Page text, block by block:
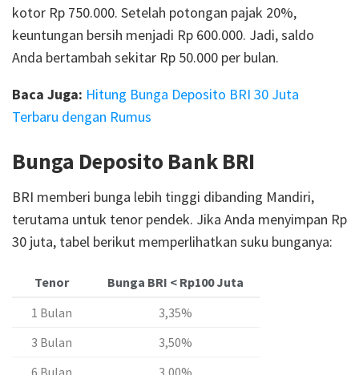
kotor Rp 750.000. Setelah potongan pajak 20%,
keuntungan bersih menjadi Rp 600.000. Jadi, saldo
Anda bertambah sekitar Rp 50.000 per bulan.
Baca Juga: Hitung Bunga Deposito BRI 30 Juta
Terbaru dengan Rumus
Bunga Deposito Bank BRI
BRI memberi bunga lebih tinggi dibanding Mandiri,
terutama untuk tenor pendek. Jika Anda menyimpan Rp
30 juta, tabel berikut memperlihatkan suku bunganya:
Tenor
Bunga BRI < Rp100 Juta
1 Bulan
3,35%
3 Bulan
3,50%